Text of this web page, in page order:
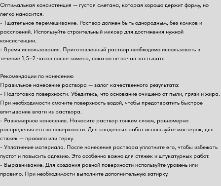
Оптимальная консистенция — густая сметана, которая хорошо держит форму, но
легко наносится.
- Тщательное перемешивание. Раствор должен быть однородным, без комков и
расслоений. Используйте строительный миксер для достижения нужной
консистенции.
- Время использования. Приготовленный раствор необходимо использовать в
течение 1,5–2 часов после замеса, пока он не начал застывать.
Рекомендации по нанесению
Правильное нанесение раствора — залог качественного результата:
- Подготовка поверхности. Убедитесь, что основание очищено от пыли, грязи и жира.
При необходимости смочите поверхность водой, чтобы предотвратить быстрое
впитывание влаги из раствора.
- Равномерное нанесение. Наносите раствор тонким слоем, равномерно
распределяя его по поверхности. Для кладочных работ используйте мастерок, для
стяжек — правило или терку.
- Уплотнение материала. После нанесения раствора уплотните его, чтобы избежать
пустот и повысить адгезию. Это особенно важно для стяжек и штукатурных работ.
- Выравнивание. Для создания ровной поверхности используйте уровень или
правило. При необходимости выполните дополнительную затирку.